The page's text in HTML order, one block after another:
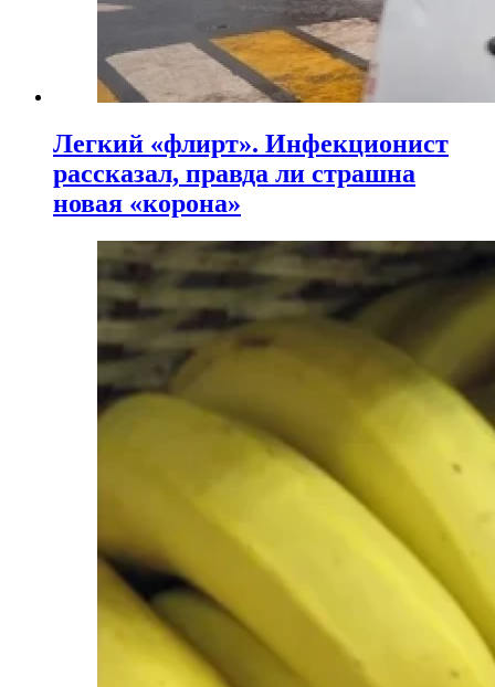
Легкий «флирт». Инфекционист
рассказал, правда ли страшна
новая «корона»